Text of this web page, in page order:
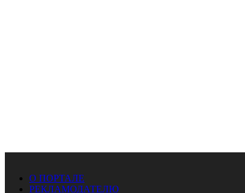
О ПОРТАЛЕ
РЕКЛАМОДАТЕЛЮ